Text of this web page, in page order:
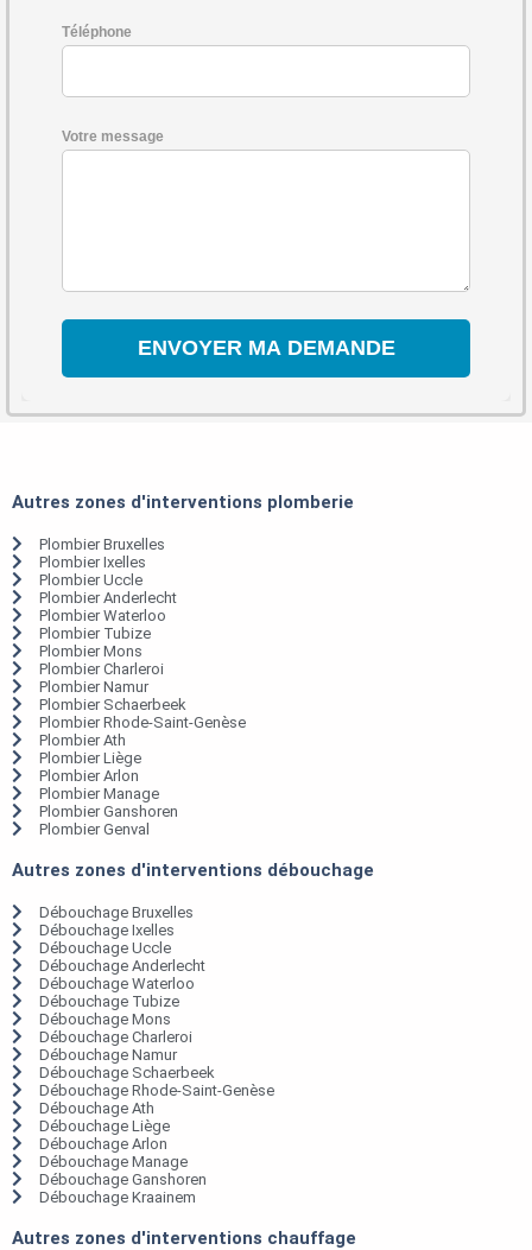
Téléphone
Votre message
Autres zones d'interventions plomberie
Plombier Bruxelles
Plombier Ixelles
Plombier Uccle
Plombier Anderlecht
Plombier Waterloo
Plombier Tubize
Plombier Mons
Plombier Charleroi
Plombier Namur
Plombier Schaerbeek
Plombier Rhode-Saint-Genèse
Plombier Ath
Plombier Liège
Plombier Arlon
Plombier Manage
Plombier Ganshoren
Plombier Genval
Autres zones d'interventions débouchage
Débouchage Bruxelles
Débouchage Ixelles
Débouchage Uccle
Débouchage Anderlecht
Débouchage Waterloo
Débouchage Tubize
Débouchage Mons
Débouchage Charleroi
Débouchage Namur
Débouchage Schaerbeek
Débouchage Rhode-Saint-Genèse
Débouchage Ath
Débouchage Liège
Débouchage Arlon
Débouchage Manage
Débouchage Ganshoren
Débouchage Kraainem
Autres zones d'interventions chauffage